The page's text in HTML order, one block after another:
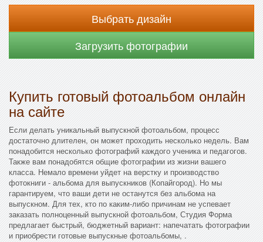
Выбрать дизайн
Загрузить фотографии
Купить готовый фотоальбом онлайн
на сайте
Если делать уникальный выпускной фотоальбом, процесс
достаточно длителен, он может проходить несколько недель. Вам
понадобится несколько фотографий каждого ученика и педагогов.
Также вам понадобятся общие фотографии из жизни вашего
класса. Немало времени уйдет на верстку и производство
фотокниги - альбома для выпускников (Копайгород). Но мы
гарантируем, что ваши дети не останутся без альбома на
выпускном. Для тех, кто по каким-либо причинам не успевает
заказать полноценный выпускной фотоальбом, Студия Форма
предлагает быстрый, бюджетный вариант: напечатать фотографии
и приобрести готовые выпускные фотоальбомы, .